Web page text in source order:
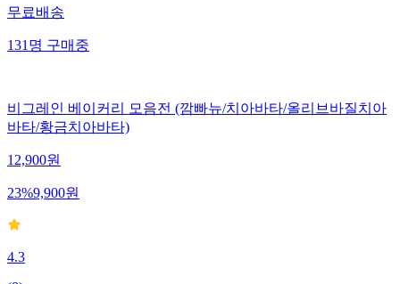
무료배송
131명구매중
비그레인 베이커리 모음전 (깜빠뉴/치아바타/올리브바질치아
바타/황금치아바타)
12,900원
23%9,900원
4.3